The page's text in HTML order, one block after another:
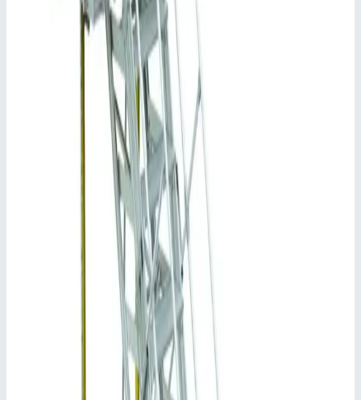
Базовый модуль платформы для удаления льда Zarges вынос
9191 мм 43025
Добавить к сравнению
Базовый модуль платформы для удаления льда Zarges
вынос 9191 мм. 43025
Платформа для удаления льда ZARGES позволяет
безопасно работать на высоте крыши грузового
автомобиля, чтобы освободить ее от скоплений льда или